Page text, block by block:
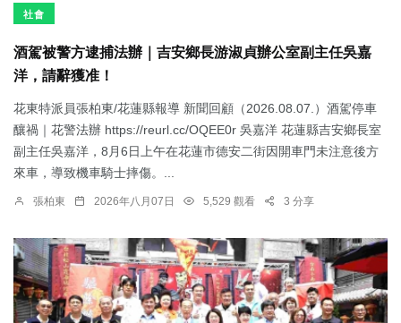
社會
酒駕被警方逮捕法辦｜吉安鄉長游淑貞辦公室副主任吳嘉
洋，請辭獲准！
花東特派員張柏東/花蓮縣報導 新聞回顧（2026.08.07.）酒駕停車
釀禍｜花警法辦 https://reurl.cc/OQEE0r 吳嘉洋 花蓮縣吉安鄉長室
副主任吳嘉洋，8月6日上午在花蓮市德安二街因開車門未注意後方
來車，導致機車騎士摔傷。...
張柏東 2026年八月07日 5,529 觀看 3 分享